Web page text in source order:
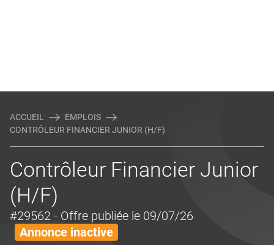
ACCUEIL
EMPLOIS
CONTRÔLEUR FINANCIER JUNIOR (H/F)
Contrôleur Financier Junior
(H/F)
#29562 - Offre publiée le 09/07/26
Annonce inactive